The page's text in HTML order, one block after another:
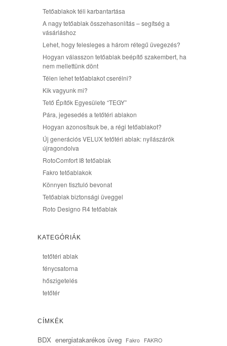
Tetőablakok téli karbantartása
A nagy tetőablak összehasonlítás – segítség a
vásárláshoz
Lehet, hogy felesleges a három rétegű üvegezés?
Hogyan válasszon tetőablak beépítő szakembert, ha
nem mellettünk dönt
Télen lehet tetőablakot cserélni?
Kik vagyunk mi?
Tető Építők Egyesülete “TEGY”
Pára, jegesedés a tetőtéri ablakon
Hogyan azonosítsuk be, a régi tetőablakot?
Új generációs VELUX tetőtéri ablak: nyílászárók
újragondolva
RotoComfort I8 tetőablak
Fakro tetőablakok
Könnyen tisztuló bevonat
Tetőablak biztonsági üveggel
Roto Designo R4 tetőablak
KATEGÓRIÁK
tetőtéri ablak
fénycsatorna
hőszigetelés
tetőtér
CÍMKÉK
BDX energiatakarékos üveg Fakro FAKRO